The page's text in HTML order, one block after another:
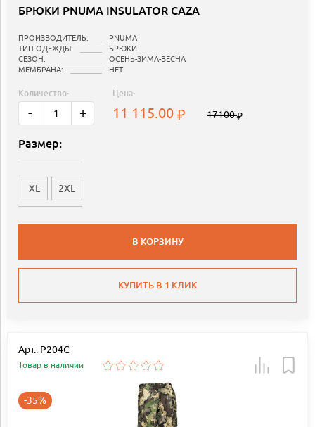
БРЮКИ PNUMA INSULATOR CAZA
ПРОИЗВОДИТЕЛЬ:
PNUMA
ТИП ОДЕЖДЫ:
БРЮКИ
СЕЗОН:
ОСЕНЬ-ЗИМА-ВЕСНА
МЕМБРАНА:
НЕТ
Количество:
- +
Цена:
11 115.00 17100
Размер:
XL 2XL
В КОРЗИНУ
КУПИТЬ В 1 КЛИК
Арт.: P204C
Товар в наличии
-35%